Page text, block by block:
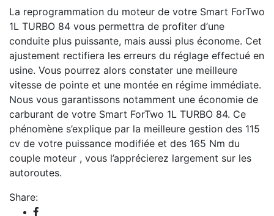
La reprogrammation du moteur de votre Smart ForTwo
1L TURBO 84 vous permettra de profiter d’une
conduite plus puissante, mais aussi plus économe. Cet
ajustement rectifiera les erreurs du réglage effectué en
usine. Vous pourrez alors constater une meilleure
vitesse de pointe et une montée en régime immédiate.
Nous vous garantissons notamment une économie de
carburant de votre Smart ForTwo 1L TURBO 84. Ce
phénomène s’explique par la meilleure gestion des 115
cv de votre puissance modifiée et des 165 Nm du
couple moteur , vous l’apprécierez largement sur les
autoroutes.
Share: